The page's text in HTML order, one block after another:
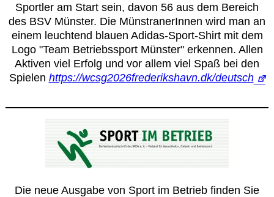
Sportler am Start sein, davon 56 aus dem Bereich
des BSV Münster. Die MünstranerInnen wird man an
einem leuchtend blauen Adidas-Sport-Shirt mit dem
Logo "Team Betriebssport Münster" erkennen. Allen
Aktiven viel Erfolg und vor allem viel Spaß bei den
Spielen https://wcsg2026frederikshavn.dk/deutsch
Die neue Ausgabe von Sport im Betrieb finden Sie